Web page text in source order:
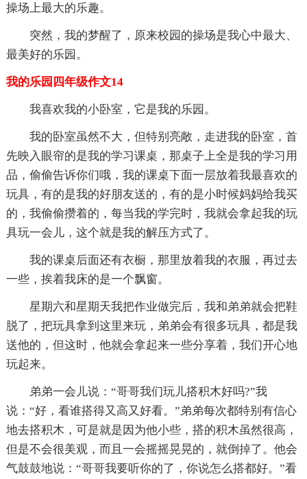
操场上最大的乐趣。
突然，我的梦醒了，原来校园的操场是我心中最大、
最美好的乐园。
我的乐园四年级作文14
我喜欢我的小卧室，它是我的乐园。
我的卧室虽然不大，但特别亮敞，走进我的卧室，首
先映入眼帘的是我的学习课桌，那桌子上全是我的学习用
品，偷偷告诉你们哦，我的课桌下面一层放着我最喜欢的
玩具，有的是我的好朋友送的，有的是小时候妈妈给我买
的，我偷偷攒着的，每当我的学完时，我就会拿起我的玩
具玩一会儿，这个就是我的解压方式了。
我的课桌后面还有衣橱，那里放着我的衣服，再过去
一些，挨着我床的是一个飘窗。
星期六和星期天我把作业做完后，我和弟弟就会把鞋
脱了，把玩具拿到这里来玩，弟弟会有很多玩具，都是我
送他的，但这时，他就会拿起来一些分享着，我们开心地
玩起来。
弟弟一会儿说：“哥哥我们玩儿搭积木好吗?”我
说：“好，看谁搭得又高又好看。”弟弟每次都特别有信心
地去搭积木，可是就是因为他小些，搭的积木虽然很高，
但是不会很美观，而且一会摇摇晃晃的，就倒掉了。他会
气鼓鼓地说：“哥哥我要听你的了，你说怎么搭都好。”看